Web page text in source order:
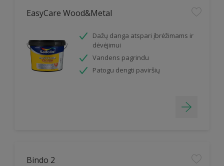
EasyCare Wood&Metal
Dažų danga atspari įbrėžimams ir
dėvėjimui
Vandens pagrindu
Patogu dengti paviršių
Bindo 2